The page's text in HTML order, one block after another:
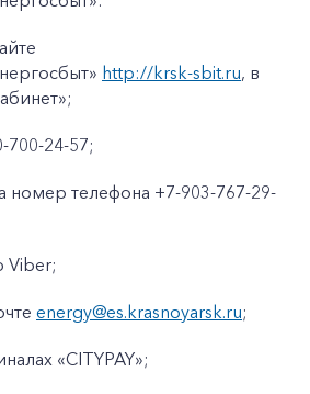
57
http://krsk-sbit.ru, в
700-24-57;
номер телефона +7-903-767-29-
Viber;
energy@es.krasnoyarsk.ru;
«CITYPAY»;